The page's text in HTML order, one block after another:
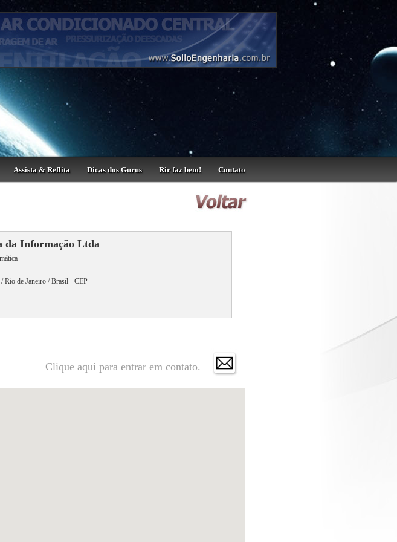
Assista & Reflita Dicas dos Gurus Rir faz bem! Contato
da Informação Ltda
Rio de Janeiro / Brasil - CEP
Clique aqui para entrar em contato.